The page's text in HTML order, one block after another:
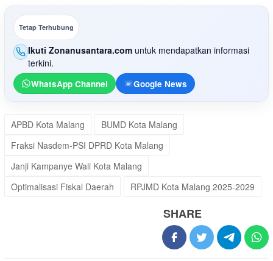
Tetap Terhubung
Ikuti Zonanusantara.com untuk mendapatkan informasi
terkini.
WhatsApp Channel Google News
APBD Kota Malang
BUMD Kota Malang
Fraksi Nasdem-PSI DPRD Kota Malang
Janji Kampanye Wali Kota Malang
Optimalisasi Fiskal Daerah
RPJMD Kota Malang 2025-2029
SHARE